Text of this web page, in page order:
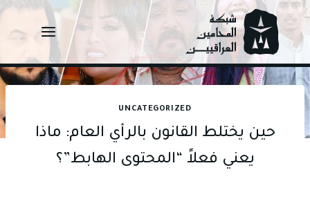
Skip
to
content
UNCATEGORIZED
حين يختلط القانون بالرأي العام: ماذا
يعني فعلاً “المحتوى الهابط”؟